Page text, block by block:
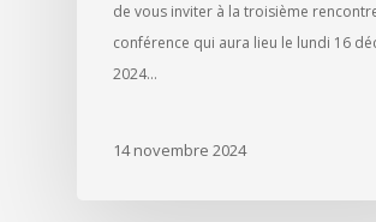
de vous inviter à la troisième
conférence qui aura lieu le lundi 16
2024…
14 novembre 2024